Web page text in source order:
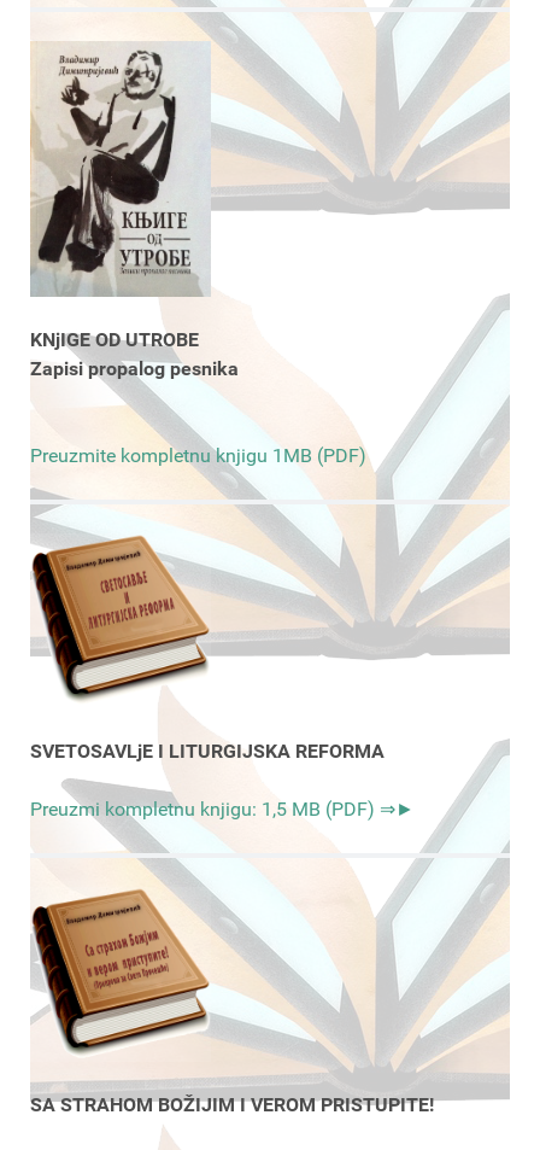
KNjIGE OD UTROBE
Zapisi propalog pesnika
Preuzmite kompletnu knjigu 1MB (PDF)
SVETOSAVLjE I LITURGIJSKA REFORMA
Preuzmi kompletnu knjigu: 1,5 MB (PDF) ⇒►
SA STRAHOM BOŽIJIM I VEROM PRISTUPITE!